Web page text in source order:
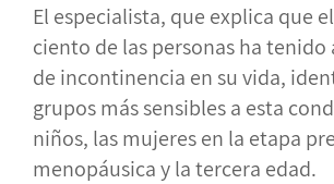
El especialista, que explica que
ciento de las personas ha tenido
de incontinencia en su vida,
grupos más sensibles a esta
niños, las mujeres en la etapa
menopáusica y la tercera edad.